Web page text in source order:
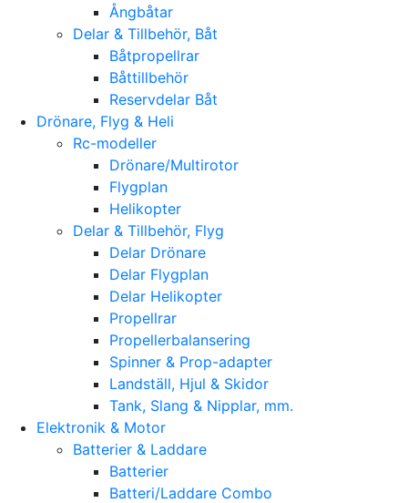
Ångbåtar
Delar & Tillbehör, Båt
Båtpropellrar
Båttillbehör
Reservdelar Båt
Drönare, Flyg & Heli
Rc-modeller
Drönare/Multirotor
Flygplan
Helikopter
Delar & Tillbehör, Flyg
Delar Drönare
Delar Flygplan
Delar Helikopter
Propellrar
Propellerbalansering
Spinner & Prop-adapter
Landställ, Hjul & Skidor
Tank, Slang & Nipplar, mm.
Elektronik & Motor
Batterier & Laddare
Batterier
Batteri/Laddare Combo